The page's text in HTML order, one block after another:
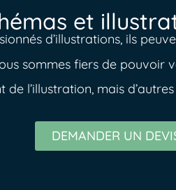
et
d’illustrations, ils
sommes fiers de pouvoir
l’illustration, mais
DEMANDER UN